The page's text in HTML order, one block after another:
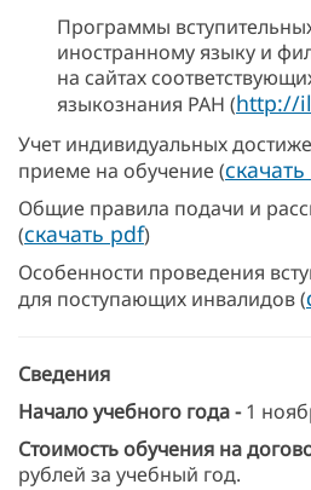
Программы
иностранному языку и
на сайтах
языкознания РАН (http://
Учет индивидуальных
приеме на обучение (
Общие правила подачи и
(скачать pdf)
Особенности проведения
для поступающих инвалидов (
Сведения
Начало учебного года-1
Стоимость обучения на
рублей за учебный год.